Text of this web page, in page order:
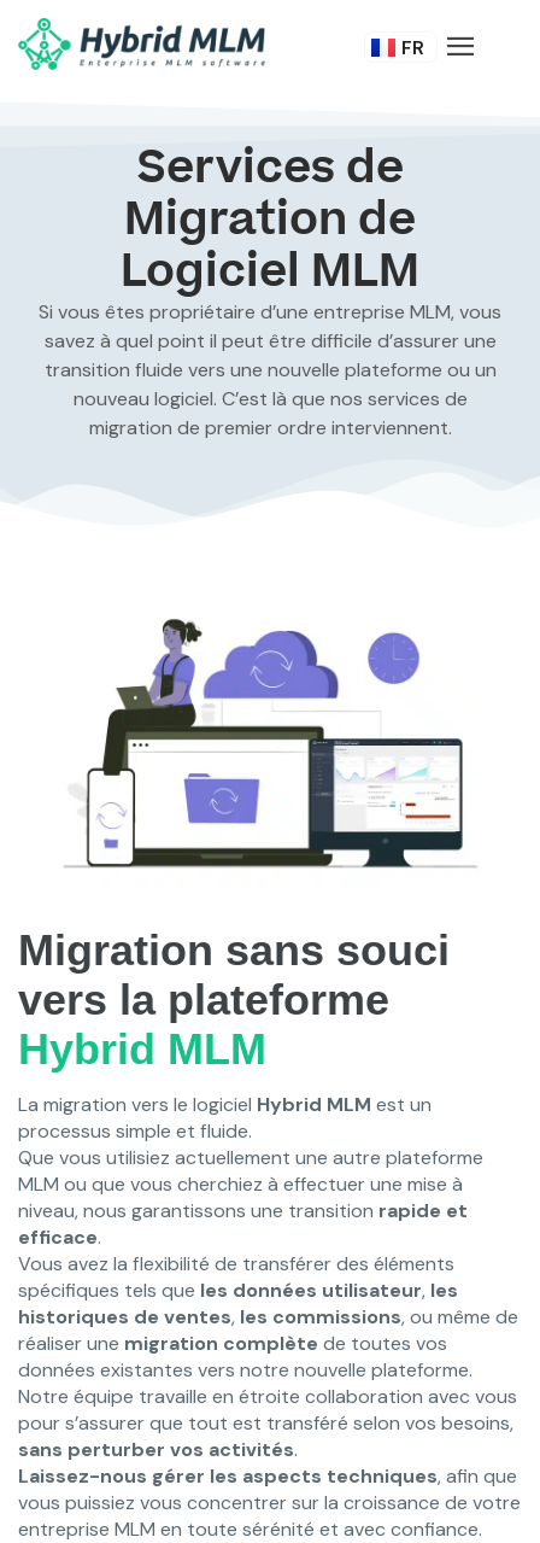
FR
IT
Services de
Migration de
Logiciel MLM
Si vous êtes propriétaire d’une entreprise MLM, vous
savez à quel point il peut être difficile d’assurer une
transition fluide vers une nouvelle plateforme ou un
nouveau logiciel. C’est là que nos services de
migration de premierordre interviennent.
Migration sans souci
vers la plateforme
Hybrid MLM
La migration vers le logiciel Hybrid MLM est un
processus simple et fluide.
Que vous utilisiez actuellement une autre plateforme
MLM ou que vous cherchiez à effectuer une mise à
niveau, nous garantissons une transition rapide et
efficace.
Vous avez la flexibilité de transférer des éléments
spécifiques tels que les données utilisateur, les
historiques de ventes, les commissions, ou même de
réaliser une migration complète de toutes vos
données existantes vers notre nouvelle plateforme.
Notre équipe travaille en étroite collaboration avec vous
pour s’assurer que tout est transféré selon vos besoins,
sans perturber vos activités.
Laissez-nous gérer les aspects techniques, afin que
vous puissiez vous concentrer sur la croissance de votre
entreprise MLM en toute sérénité et avec confiance.